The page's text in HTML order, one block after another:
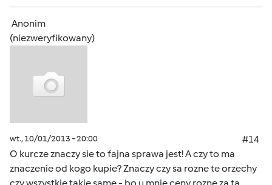
Anonim
(niezweryfikowany)
wt., 10/01/2013 - 20:00
#14
O kurcze znaczy sie to fajna sprawa jest! A czy to ma
znaczenie od kogo kupie? Znaczy czy sa rozne te orzechy